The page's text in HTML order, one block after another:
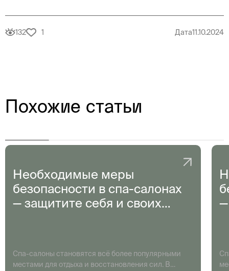
132 1 Дата11.10.2024
Похожие статьи
Необходимые меры
безопасности в спа-салонах
— защитите себя и своих
Спа-салоны становятся всё более популярными
местами для отдыха и восстановления сил. В
—